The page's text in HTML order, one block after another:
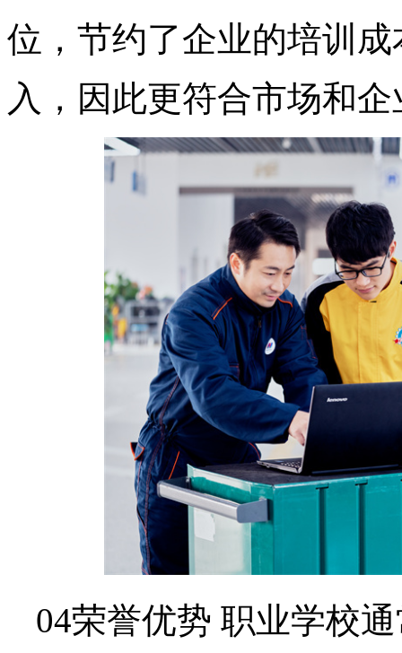
位，节约了企业的培训
入，因此更符合市场和
04荣誉优势 职业学校